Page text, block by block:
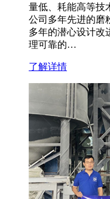
量低、耗能高等技
公司多年先进的磨
多年的潜心设计改
理可靠的…
了解详情